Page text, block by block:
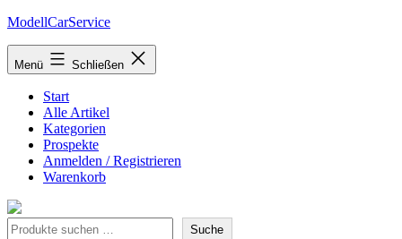
Zum
springen
ModellCarService
Menü Schließen
Start
Alle Artikel
Kategorien
Prospekte
Anmelden / Registrieren
Warenkorb
Suche Suche